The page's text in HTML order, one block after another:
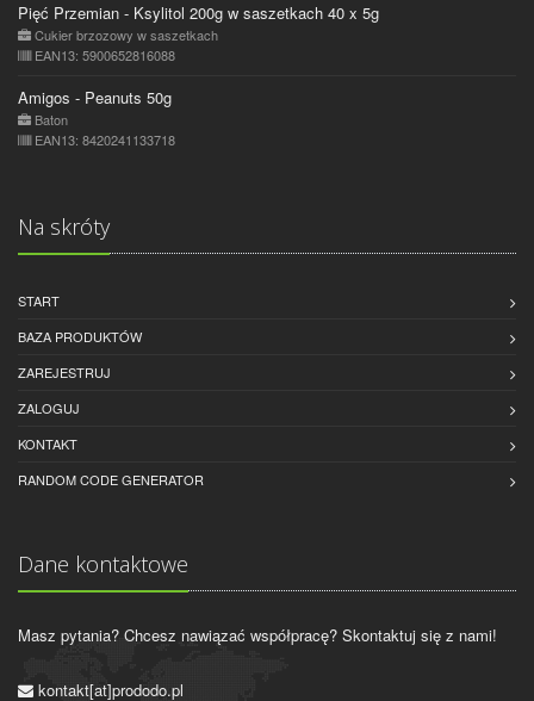
Pięć Przemian - Ksylitol 200g w saszetkach 40 x 5g
Cukier brzozowy w saszetkach
EAN13: 5900652816088
Amigos - Peanuts 50g
Baton
EAN13: 8420241133718
Na skróty
START
BAZA PRODUKTÓW
ZAREJESTRUJ
ZALOGUJ
KONTAKT
RANDOM CODE GENERATOR
Dane kontaktowe
Masz pytania? Chcesz nawiązać współpracę? Skontaktuj się z nami!
kontakt[at]prododo.pl